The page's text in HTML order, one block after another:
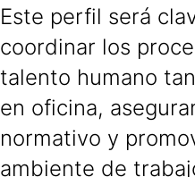
Este perfil será
coordinar los
talento humano
en oficina,
normativo y
ambiente de